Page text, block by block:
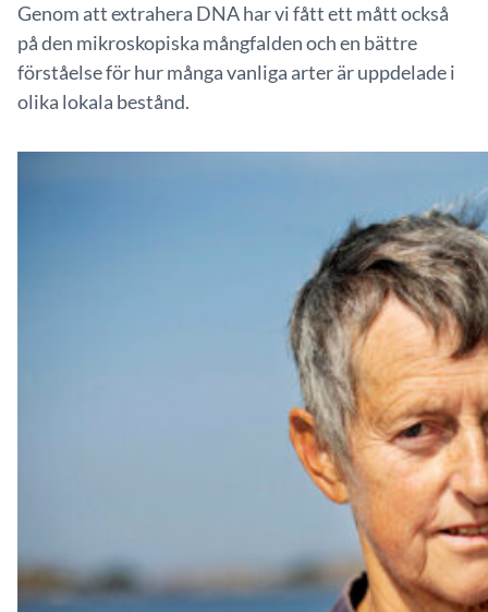
Genom att extrahera DNA har vi fått ett mått också
på den mikroskopiska mångfalden och en bättre
förståelse för hur många vanliga arter är uppdelade i
olika lokala bestånd.